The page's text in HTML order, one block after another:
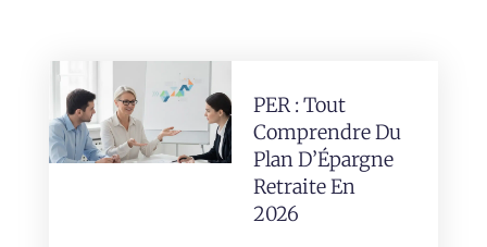
PER : Tout
Comprendre Du
Plan D’Épargne
Retraite En
2026